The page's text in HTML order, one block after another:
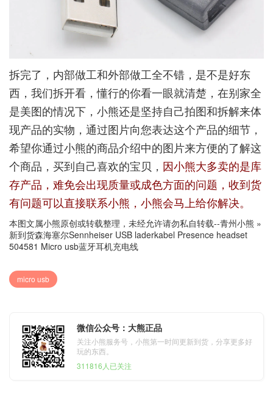
拆完了，内部做工和外部做工全不错，是不是好东
西，我们拆开看，懂行的你看一眼就清楚，在别家全
是美图的情况下，小熊还是坚持自己拍图和拆解来体
现产品的实物，通过图片向您表达这个产品的细节，
希望你通过小熊的商品介绍中的图片来方便的了解这
个商品，买到自己喜欢的宝贝， 因小熊大多卖的是库
存产品，难免会出现质量或成色方面的问题，收到货
有问题可以直接联系小熊，小熊会马上给你解决。
本图文属小熊原创或转载整理，未经允许请勿私自转载--青州小熊 »
新到货森海塞尔Sennheiser USB laderkabel Presence headset
504581 Micro usb蓝牙耳机充电线
micro usb
微信公众号：大熊正品
关注小熊服务号，小熊第一时间更新到货，分享更多好
玩的东西。
311816人已关注